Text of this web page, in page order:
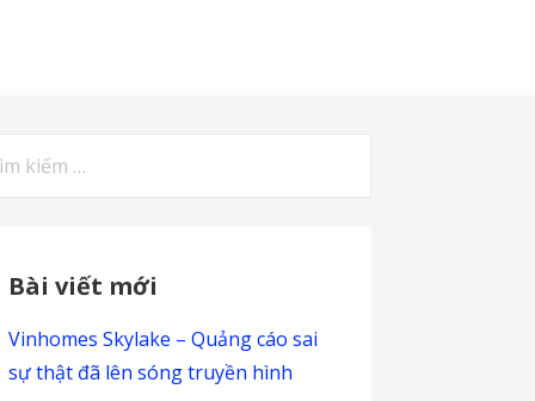
Bài viết mới
Vinhomes Skylake – Quảng cáo sai
sự thật đã lên sóng truyền hình